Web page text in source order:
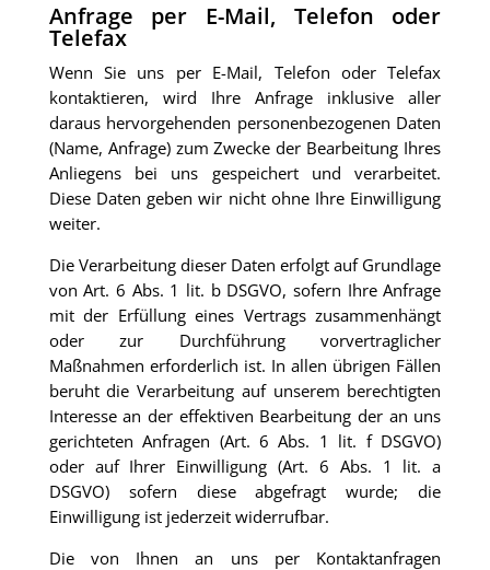
Anfrage per E-Mail, Telefon oder
Telefax
Wenn Sie uns per E-Mail, Telefon oder Telefax
kontaktieren, wird Ihre Anfrage inklusive aller
daraus hervorgehenden personenbezogenen Daten
(Name, Anfrage) zum Zwecke der Bearbeitung Ihres
Anliegens bei uns gespeichert und verarbeitet.
Diese Daten geben wir nicht ohne Ihre Einwilligung
weiter.
Die Verarbeitung dieser Daten erfolgt auf Grundlage
von Art. 6 Abs. 1 lit. b DSGVO, sofern Ihre Anfrage
mit der Erfüllung eines Vertrags zusammenhängt
oder zur Durchführung vorvertraglicher
Maßnahmen erforderlich ist. In allen übrigen Fällen
beruht die Verarbeitung auf unserem berechtigten
Interesse an der effektiven Bearbeitung der an uns
gerichteten Anfragen (Art. 6 Abs. 1 lit. f DSGVO)
oder auf Ihrer Einwilligung (Art. 6 Abs. 1 lit. a
DSGVO) sofern diese abgefragt wurde; die
Einwilligung ist jederzeit widerrufbar.
Die von Ihnen an uns per Kontaktanfragen